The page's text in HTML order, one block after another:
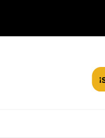
|Cogua| fortalece la